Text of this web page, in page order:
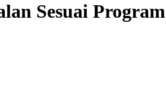
Sesuai Program